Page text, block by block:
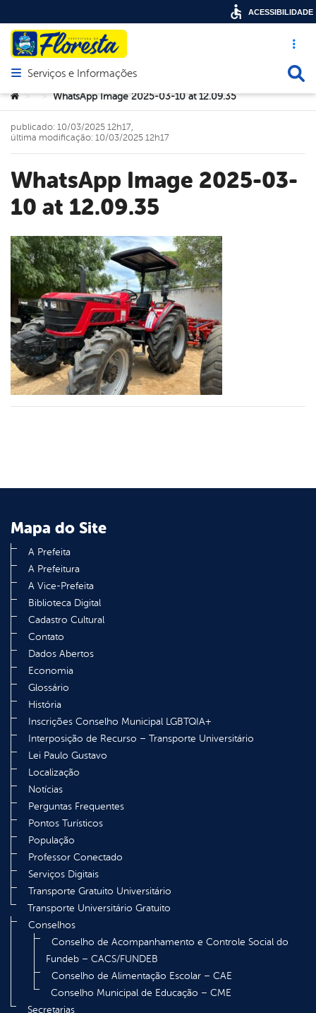
Acesso
Abrir menu principal de navegação
Serviços e Informações
Você está aqui:
> > WhatsApp Image 2025-03-10 at 12.09.35
WhatsApp Image 2025-03-
10 at 12.09.35
publicado: 10/03/2025 12h17,
última modificação: 10/03/2025 12h17
Mapa do Site
A Prefeita
A Prefeitura
A Vice-Prefeita
Biblioteca Digital
Cadastro Cultural
Contato
Dados Abertos
Economia
Glossário
História
Inscrições Conselho Municipal LGBTQIA+
Interposição de Recurso – Transporte Universitário
Lei Paulo Gustavo
Localização
Notícias
Perguntas Frequentes
Pontos Turísticos
População
Professor Conectado
Serviços Digitais
Transporte Gratuito Universitário
Transporte Universitário Gratuito
Conselhos
Conselho de Acompanhamento e Controle Social do
Fundeb – CACS/FUNDEB
Conselho de Alimentação Escolar – CAE
Conselho Municipal de Educação – CME
Secretarias
ACESSIBILIDADE